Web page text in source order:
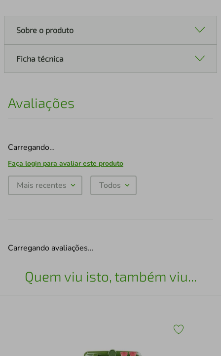
Sobre o produto
Ficha técnica
Avaliações
Carregando…
Faça login para avaliar este produto
Mais recentes Todos
Carregando avaliações…
Quem viu isto, também viu...